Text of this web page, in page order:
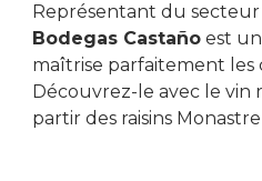
Représentant du
Bodegas Castaño est
maîtrise parfaitement les
Découvrez-le avec le vin
partir des raisins